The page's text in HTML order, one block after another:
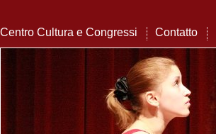
Centro Cultura e Congressi Contatto